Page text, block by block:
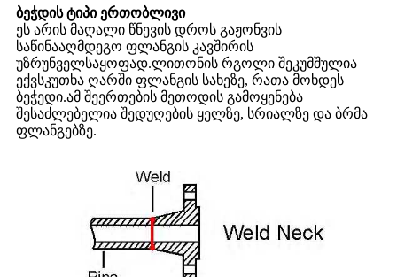
ბეჭდის ტიპი ერთობლივი
ეს არის მაღალი წნევის დროს გაჟონვის
საწინააღმდეგო ფლანგის კავშირის
უზრუნველსაყოფად.ლითონის რგოლი შეკუმშულია
ექვსკუთხა ღარში ფლანგის სახეზე, რათა მოხდეს
ბეჭედი.ამ შეერთების მეთოდის გამოყენება
შესაძლებელია შედუღების ყელზე, სრიალზე და ბრმა
ფლანგებზე.